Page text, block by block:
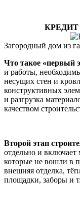
Загородный дом из
Что такое «первый
и работы,
несущих стен и
конструктивных
и разгрузка
качеством
Второй этап
отдельно и
которые не вошли в
внешняя отделка,
площадки, заборы и